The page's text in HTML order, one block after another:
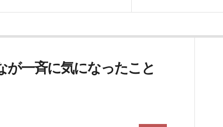
一斉に気になったこと